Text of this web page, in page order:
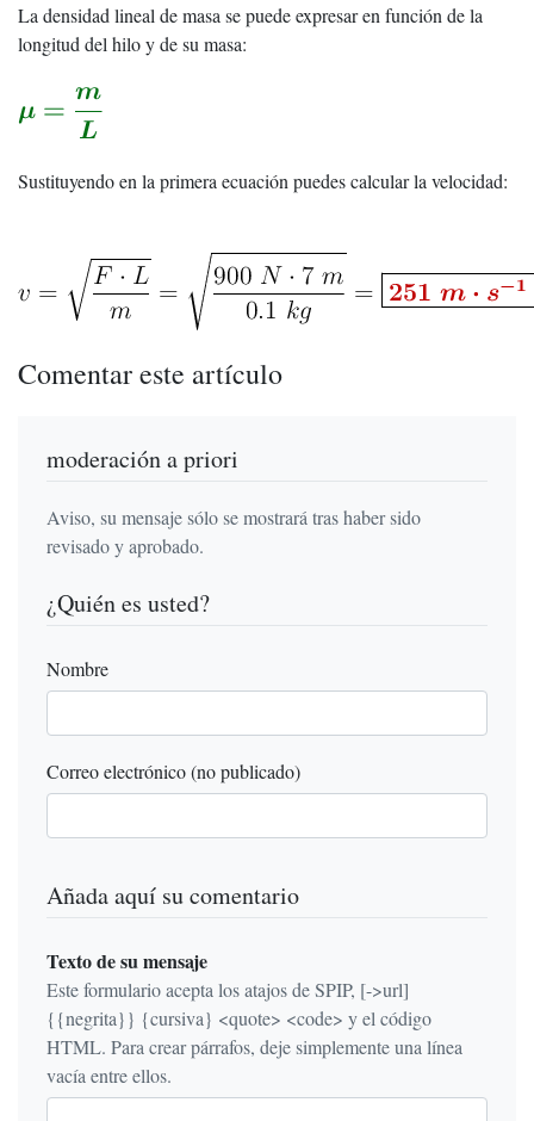
La densidad lineal de masa se puede expresar en función de la
longitud del hilo y de su masa:
Sustituyendo en la primera ecuación puedes calcular la velocidad:
Comentar este artículo
moderación a priori
Aviso, su mensaje sólo se mostrará tras haber sido
revisado y aprobado.
¿Quién es usted?
Nombre
Correo electrónico (no publicado)
Añada aquí su comentario
Texto de su mensaje
Este formulario acepta los atajos de SPIP, [->url]
{{negrita}} {cursiva} <quote> <code> y el código
HTML. Para crear párrafos, deje simplemente una línea
vacía entre ellos.